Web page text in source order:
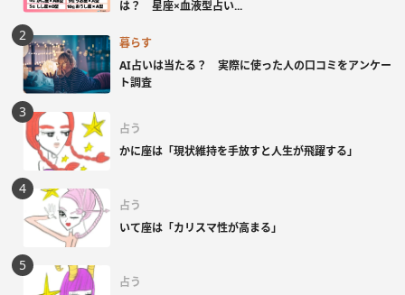
は？ 星座×血液型占い...
暮らす
AI占いは当たる？ 実際に使った人の口コミをアンケー
ト調査
占う
かに座は「現状維持を手放すと人生が飛躍する」
占う
いて座は「カリスマ性が高まる」
占う